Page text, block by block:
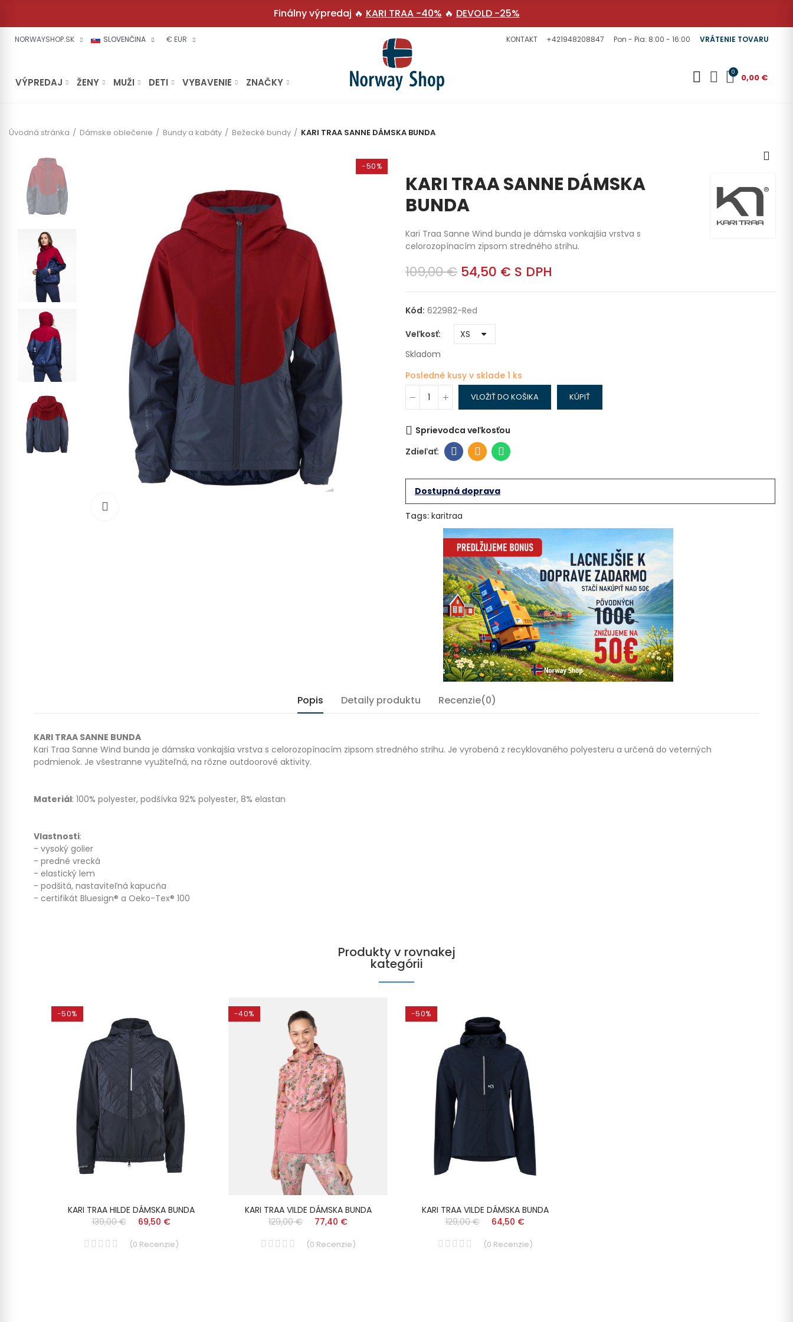
Finálny výpredaj 🔥 KARI TRAA -40% 🔥 DEVOLD -25%
NORWAYSHOP.SK SLOVENČINA € EUR KONTAKT +421948208847 Pon - Pia: 8:00 - 16:00 VRÁTENIE TOVARU
VÝPREDAJ ŽENY MUŽI DETI VYBAVENIE ZNAČKY
0 0,00 €
Úvodná stránka Dámske oblečenie Bundy a kabáty Bežecké bundy KARI TRAA SANNE DÁMSKA BUNDA
-50%
KARI TRAA SANNE DÁMSKA
BUNDA
Kari Traa Sanne Wind bunda je dámska vonkajšia vrstva s
celorozopínacím zipsom stredného strihu.
109,00 € 54,50 € S DPH
Kód: 622982-Red
Veľkosť
Skladom
Posledné kusy v sklade 1 ks
VLOŽIŤ DO KOŠIKA KÚPIŤ
Sprievodca veľkosťou
Dostupná doprava
Tags: karitraa
Popis Detaily produktu Recenzie(0)
KARI TRAA SANNE BUNDA
Kari Traa Sanne Wind bunda je dámska vonkajšia vrstva s celorozopínacím zipsom stredného strihu. Je vyrobená z recyklovaného polyesteru a určená do veterných
podmienok. Je všestranne využiteľná, na rôzne outdoorové aktivity.
Materiál: 100% polyester, podšívka 92% polyester, 8% elastan
Vlastnosti:
- vysoký golier
- predné vrecká
- elastický lem
- podšitá, nastaviteľná kapucňa
- certifikát Bluesign® a Oeko-Tex® 100
Produkty v rovnakej
kategórii
-50%
KARI TRAA HILDE DÁMSKA BUNDA
139,00 €
69,50 €
(0 Recenzie)
-40%
KARI TRAA VILDE DÁMSKA BUNDA
129,00 €
77,40 €
(0 Recenzie)
-50%
KARI TRAA VILDE DÁMSKA BUNDA
129,00 €
64,50 €
(0 Recenzie)